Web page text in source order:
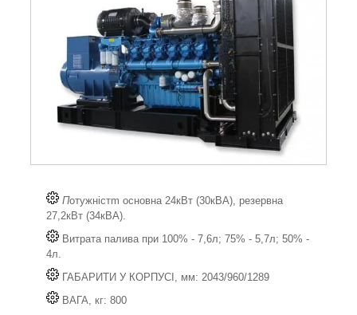
Потужністm основна 24кВт (30кВА), резервна
27,2кВт (34кВА).
Витрата палива при 100% - 7,6л; 75% - 5,7л; 50% -
4л.
ГАБАРИТИ У КОРПУСІ, мм: 2043/960/1289
ВАГА, кг: 800